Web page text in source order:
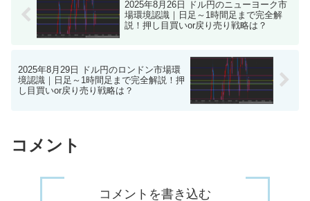
2025年8月26日 ドル円のニューヨーク市
場環境認識｜日足～1時間足まで完全解
説！押し目買いor戻り売り戦略は？
2025年8月29日 ドル円のロンドン市場環
境認識｜日足～1時間足まで完全解説！押
し目買いor戻り売り戦略は？
コメント
コメントを書き込む